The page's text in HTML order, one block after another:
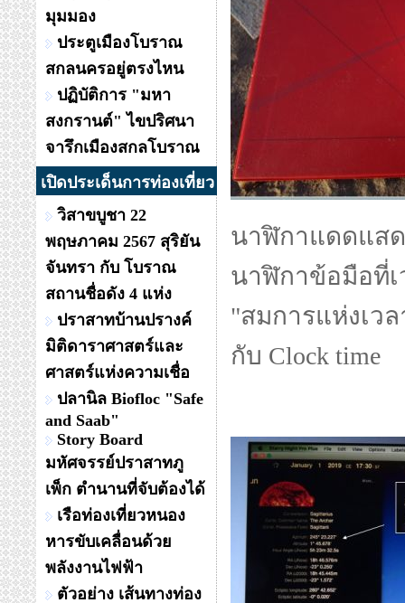
มุมมอง
ประตูเมืองโบราณ
สกลนครอยู่ตรงไหน
ปฏิบัติการ "มหา
สงกรานต์" ไขปริศนา
จารึกเมืองสกลโบราณ
เปิดประเด็นการท่องเที่ยว
วิสาขบูชา 22
พฤษภาคม 2567 สุริยัน
จันทรา กับ โบราณ
สถานชื่อดัง 4 แห่ง
ปราสาทบ้านปรางค์
มิติดาราศาสตร์และ
ศาสตร์แห่งความเชื่อ
ปลานิล Biofloc "Safe
and Saab"
Story Board
มหัศจรรย์ปราสาทภู
เพ็ก ตำนานที่จับต้องได้
เรือท่องเที่ยวหนอง
หารขับเคลื่อนด้วย
พลังงานไฟฟ้า
ตัวอย่าง เส้นทางท่อง
นาฬิกาแดดแสด
นาฬิกาข้อมือที่เ
"สมการแห่งเวล
กับ Clock time